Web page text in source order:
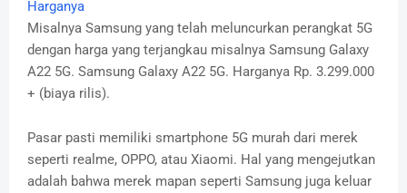
Harganya
Misalnya Samsung yang telah meluncurkan perangkat 5G
dengan harga yang terjangkau misalnya Samsung Galaxy
A22 5G. Samsung Galaxy A22 5G. Harganya Rp. 3.299.000
+ (biaya rilis).
Pasar pasti memiliki smartphone 5G murah dari merek
seperti realme, OPPO, atau Xiaomi. Hal yang mengejutkan
adalah bahwa merek mapan seperti Samsung juga keluar